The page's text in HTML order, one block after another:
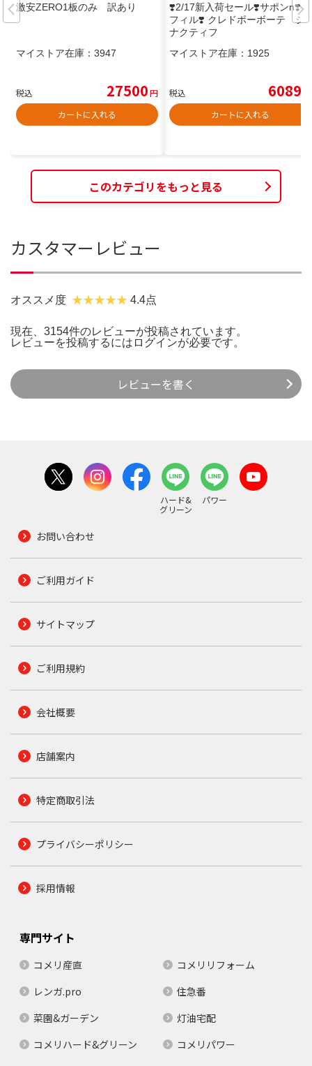
激安ZERO1板のみ 訳あり
マイストア在庫： 3947
税込 27500円
カートに入れる
❣️2/17新入荷セール❣️サポンn❣️レ
フィル❣️ クレドポーボーテ シ
ナクティフ
マイストア在庫： 1925
税込 6089
カートに入れる
このカテゴリをもっと見る
カスタマーレビュー
オススメ度 4.4点
現在、3154件のレビューが投稿されています。
レビューを投稿するには ログインが必要です。
レビューを書く
ハード&
グリーン
パワー
お問い合わせ
ご利用ガイド
サイトマップ
ご利用規約
会社概要
店舗案内
特定商取引法
プライバシーポリシー
採用情報
専門サイト
コメリ産直
コメリリフォーム
レンガ.pro
住急番
菜園&ガーデン
灯油宅配
コメリハード&グリーン
コメリパワー